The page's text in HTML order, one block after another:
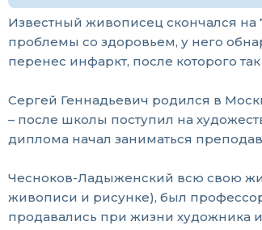
Известный живописец скончался
проблемы со здоровьем, у него
перенес инфаркт, после которого
Сергей Геннадьевич родился в
– после школы поступил на
диплома начал заниматься
Чесноков-Ладыженский всю свою
живописи и рисунке), был
продавались при жизни художника и